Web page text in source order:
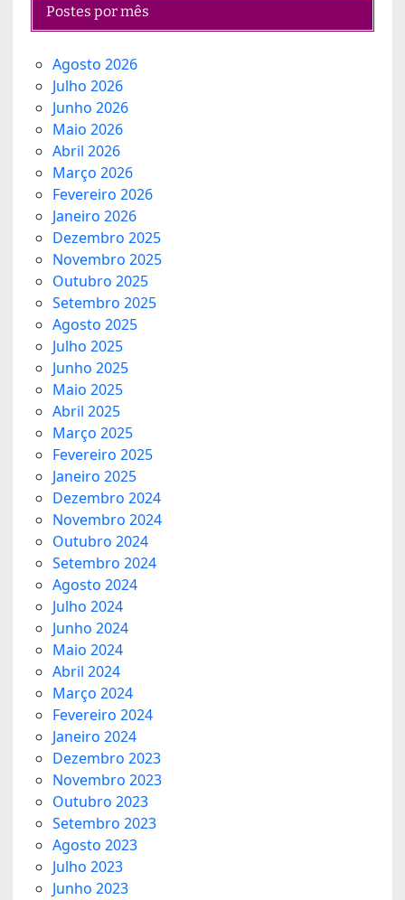
Postes por mês
Agosto 2026
Julho 2026
Junho 2026
Maio 2026
Abril 2026
Março 2026
Fevereiro 2026
Janeiro 2026
Dezembro 2025
Novembro 2025
Outubro 2025
Setembro 2025
Agosto 2025
Julho 2025
Junho 2025
Maio 2025
Abril 2025
Março 2025
Fevereiro 2025
Janeiro 2025
Dezembro 2024
Novembro 2024
Outubro 2024
Setembro 2024
Agosto 2024
Julho 2024
Junho 2024
Maio 2024
Abril 2024
Março 2024
Fevereiro 2024
Janeiro 2024
Dezembro 2023
Novembro 2023
Outubro 2023
Setembro 2023
Agosto 2023
Julho 2023
Junho 2023